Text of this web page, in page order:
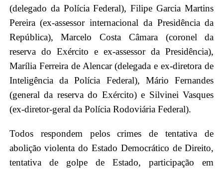
(delegado da Polícia Federal), Filipe Garcia Martins
Pereira (ex-assessor internacional da Presidência da
República), Marcelo Costa Câmara (coronel da
reserva do Exército e ex-assessor da Presidência),
Marília Ferreira de Alencar (delegada e ex-diretora de
Inteligência da Polícia Federal), Mário Fernandes
(general da reserva do Exército) e Silvinei Vasques
(ex-diretor-geral da Polícia Rodoviária Federal).
Todos respondem pelos crimes de tentativa de
abolição violenta do Estado Democrático de Direito,
tentativa de golpe de Estado, participação em